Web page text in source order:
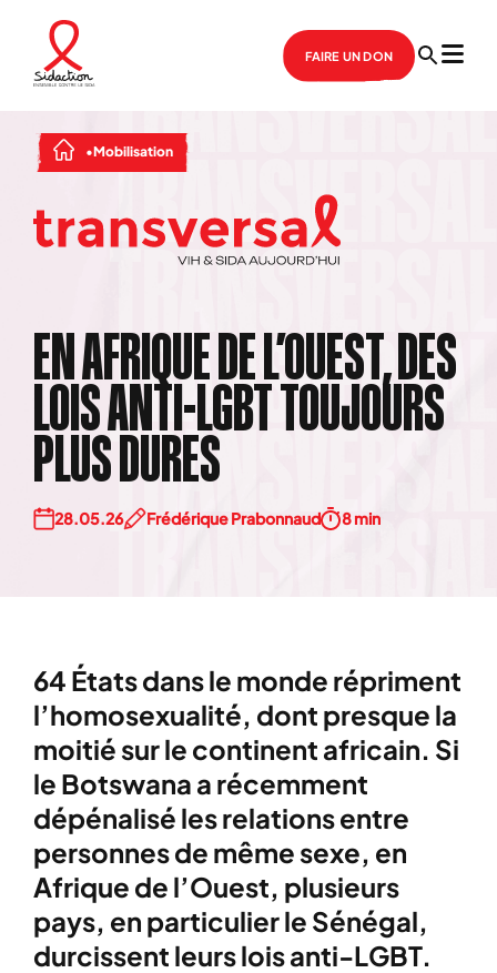
FAIRE UN DON
Mobilisation
EN AFRIQUE DE L’OUEST, DES
LOIS ANTI-LGBT TOUJOURS
PLUS DURES
28.05.26 Frédérique Prabonnaud 8 min
64 États dans le monde répriment
l’homosexualité, dont presque la
moitié sur le continent africain. Si
le Botswana a récemment
dépénalisé les relations entre
personnes de même sexe, en
Afrique de l’Ouest, plusieurs
pays, en particulier le Sénégal,
durcissent leurs lois anti-LGBT.